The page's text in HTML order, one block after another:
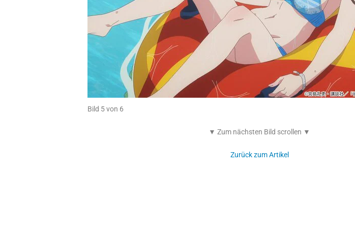
Bild 5 von 6
▼ Zum nächsten Bild scrollen ▼
Zurück zum Artikel